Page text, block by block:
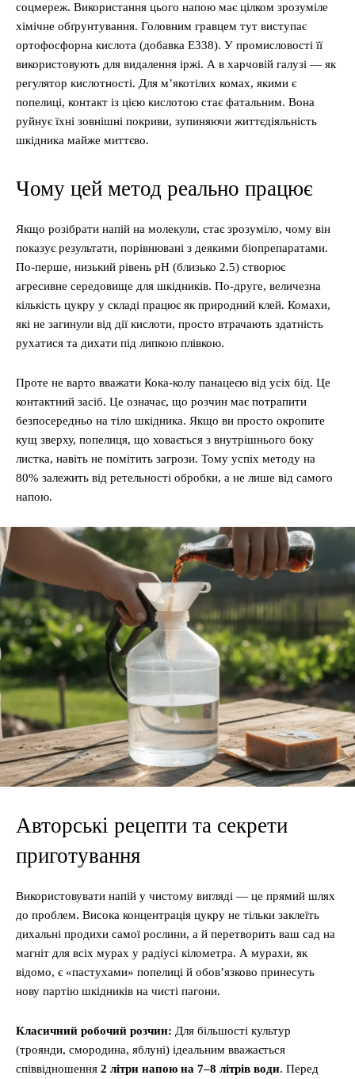
соцмереж. Використання цього напою має цілком зрозуміле
хімічне обґрунтування. Головним гравцем тут виступає
ортофосфорна кислота (добавка E338). У промисловості її
використовують для видалення іржі. А в харчовій галузі — як
регулятор кислотності. Для м’якотілих комах, якими є
попелиці, контакт із цією кислотою стає фатальним. Вона
руйнує їхні зовнішні покриви, зупиняючи життєдіяльність
шкідника майже миттєво.
Чому цей метод реально працює
Якщо розібрати напій на молекули, стає зрозуміло, чому він
показує результати, порівнювані з деякими біопрепаратами.
По-перше, низький рівень pH (близько 2.5) створює
агресивне середовище для шкідників. По-друге, величезна
кількість цукру у складі працює як природний клей. Комахи,
які не загинули від дії кислоти, просто втрачають здатність
рухатися та дихати під липкою плівкою.
Проте не варто вважати Кока-колу панацеєю від усіх бід. Це
контактний засіб. Це означає, що розчин має потрапити
безпосередньо на тіло шкідника. Якщо ви просто окропите
кущ зверху, попелиця, що ховається з внутрішнього боку
листка, навіть не помітить загрози. Тому успіх методу на
80% залежить від ретельності обробки, а не лише від самого
напою.
Авторські рецепти та секрети
приготування
Використовувати напій у чистому вигляді — це прямий шлях
до проблем. Висока концентрація цукру не тільки заклеїть
дихальні продихи самої рослини, а й перетворить ваш сад на
магніт для всіх мурах у радіусі кілометра. А мурахи, як
відомо, є «пастухами» попелиці й обов’язково принесуть
нову партію шкідників на чисті пагони.
Класичний робочий розчин: Для більшості культур
(троянди, смородина, яблуні) ідеальним вважається
співвідношення 2 літри напою на 7–8 літрів води. Перед